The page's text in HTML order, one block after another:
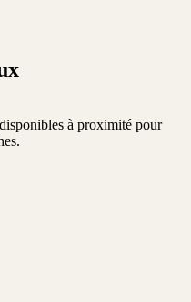
à proximité pour